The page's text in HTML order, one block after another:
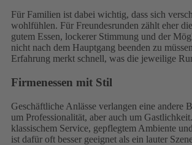
Für Familien ist dabei wichtig, dass sich
wohlfühlen. Für Freundesrunden zählt eher
gutem Essen, lockerer Stimmung und der
nicht nach dem Hauptgang beenden zu
Erfahrung merkt schnell, was die jeweilige
Firmenessen mit Stil
Geschäftliche Anlässe verlangen eine andere
um Professionalität, aber auch um
klassischem Service, gepflegtem Ambiente
ist dafür oft besser geeignet als ein lauter